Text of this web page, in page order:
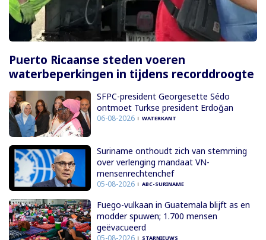
Puerto Ricaanse steden voeren
waterbeperkingen in tijdens recorddroogte
SFPC-president Georgesette Sédo
ontmoet Turkse president Erdoğan
06-08-2026 WATERKANT
Suriname onthoudt zich van stemming
over verlenging mandaat VN-
mensenrechtenchef
05-08-2026 ABC-SURINAME
Fuego-vulkaan in Guatemala blijft as en
modder spuwen; 1.700 mensen
geëvacueerd
STARNIEUWS